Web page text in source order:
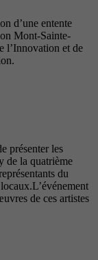
d’une entente
Mont-Sainte-
l’Innovation et de
présenter les
de la quatrième
du
de ces artistes